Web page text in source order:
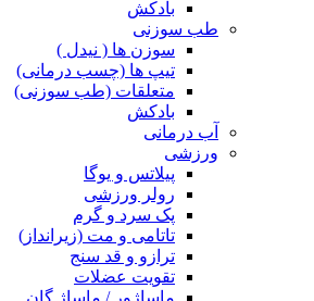
بادکش
طب سوزنی
سوزن ها ( نیدل )
تیپ ها (چسب درمانی)
متعلقات (طب سوزنی)
بادکش
آب درمانی
ورزشی
پیلاتس و یوگا
رولر ورزشی
پک سرد و گرم
تاتامی و مت (زیرانداز)
ترازو و قد سنج
تقویت عضلات
ماساژور / ماساژ گان